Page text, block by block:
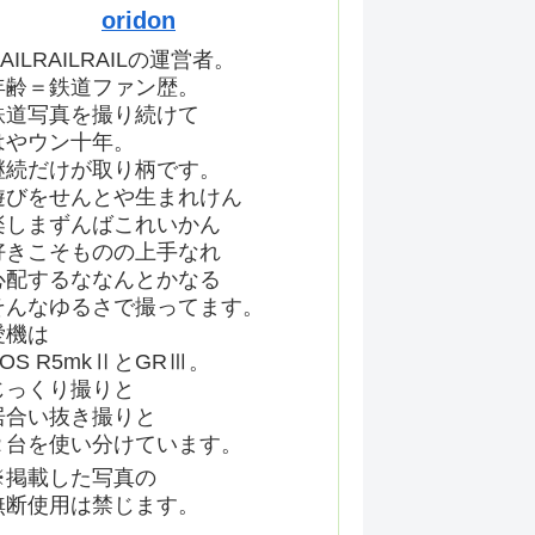
oridon
の運営者。
齢＝鉄道ファン歴。
道写真を撮り続けて
やウン十年。
続だけが取り柄です。
びをせんとや生まれけん
しまずんばこれいかん
きこそものの上手なれ
配するななんとかなる
んなゆるさで撮ってます。
機は
R5mkⅡとGRⅢ。
っくり撮りと
合い抜き撮りと
台を使い分けています。
載した写真の
断使用は禁じます。